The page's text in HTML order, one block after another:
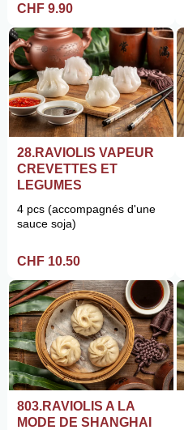
CHF 9.90
28.RAVIOLIS VAPEUR
CREVETTES ET
LEGUMES
4 pcs (accompagnés d'une
sauce soja)
CHF 10.50
803.RAVIOLIS A LA
MODE DE SHANGHAI